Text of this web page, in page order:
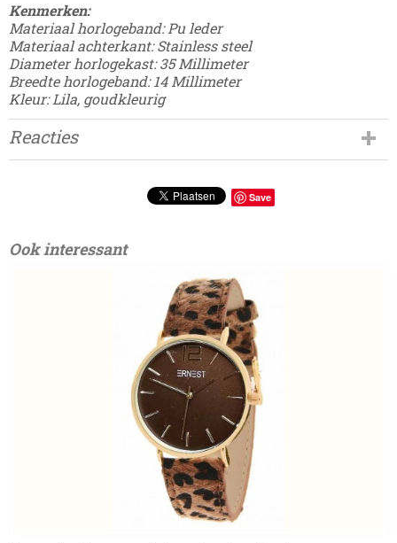
Kenmerken:
Materiaal horlogeband: Pu leder
Materiaal achterkant: Stainless steel
Diameter horlogekast: 35 Millimeter
Breedte horlogeband: 14 Millimeter
Kleur: Lila, goudkleurig
Reacties
Save
Ook interessant